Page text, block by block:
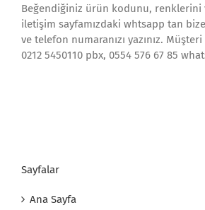
Beğendiğiniz ürün kodunu,
iletişim sayfamızdaki whtsapp tan
ve telefon numaranızı yazınız.
0212 5450110 pbx, 0554 576 67 85
Sayfalar
Ana Sayfa